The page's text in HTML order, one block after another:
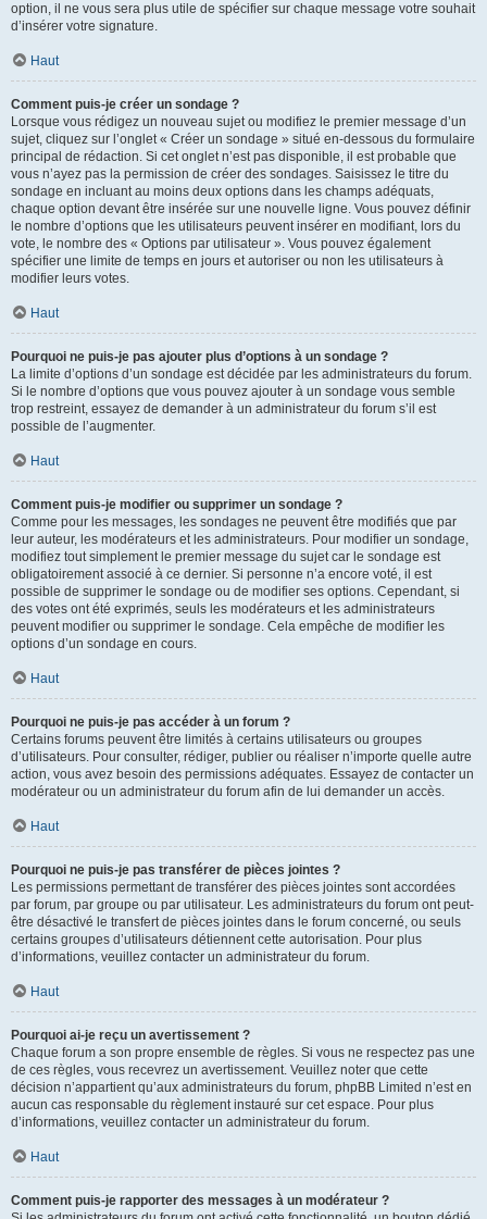
option, il ne vous sera plus utile de spécifier sur chaque message votre souhait
d’insérer votre signature.
Haut
Comment puis-je créer un sondage ?
Lorsque vous rédigez un nouveau sujet ou modifiez le premier message d’un
sujet, cliquez sur l’onglet « Créer un sondage » situé en-dessous du formulaire
principal de rédaction. Si cet onglet n’est pas disponible, il est probable que
vous n’ayez pas la permission de créer des sondages. Saisissez le titre du
sondage en incluant au moins deux options dans les champs adéquats,
chaque option devant être insérée sur une nouvelle ligne. Vous pouvez définir
le nombre d’options que les utilisateurs peuvent insérer en modifiant, lors du
vote, le nombre des « Options par utilisateur ». Vous pouvez également
spécifier une limite de temps en jours et autoriser ou non les utilisateurs à
modifier leurs votes.
Haut
Pourquoi ne puis-je pas ajouter plus d’options à un sondage ?
La limite d’options d’un sondage est décidée par les administrateurs du forum.
Si le nombre d’options que vous pouvez ajouter à un sondage vous semble
trop restreint, essayez de demander à un administrateur du forum s’il est
possible de l’augmenter.
Haut
Comment puis-je modifier ou supprimer un sondage ?
Comme pour les messages, les sondages ne peuvent être modifiés que par
leur auteur, les modérateurs et les administrateurs. Pour modifier un sondage,
modifiez tout simplement le premier message du sujet car le sondage est
obligatoirement associé à ce dernier. Si personne n’a encore voté, il est
possible de supprimer le sondage ou de modifier ses options. Cependant, si
des votes ont été exprimés, seuls les modérateurs et les administrateurs
peuvent modifier ou supprimer le sondage. Cela empêche de modifier les
options d’un sondage en cours.
Haut
Pourquoi ne puis-je pas accéder à un forum ?
Certains forums peuvent être limités à certains utilisateurs ou groupes
d’utilisateurs. Pour consulter, rédiger, publier ou réaliser n’importe quelle autre
action, vous avez besoin des permissions adéquates. Essayez de contacter un
modérateur ou un administrateur du forum afin de lui demander un accès.
Haut
Pourquoi ne puis-je pas transférer de pièces jointes ?
Les permissions permettant de transférer des pièces jointes sont accordées
par forum, par groupe ou par utilisateur. Les administrateurs du forum ont peut-
être désactivé le transfert de pièces jointes dans le forum concerné, ou seuls
certains groupes d’utilisateurs détiennent cette autorisation. Pour plus
d’informations, veuillez contacter un administrateur du forum.
Haut
Pourquoi ai-je reçu un avertissement ?
Chaque forum a son propre ensemble de règles. Si vous ne respectez pas une
de ces règles, vous recevrez un avertissement. Veuillez noter que cette
décision n’appartient qu’aux administrateurs du forum, phpBB Limited n’est en
aucun cas responsable du règlement instauré sur cet espace. Pour plus
d’informations, veuillez contacter un administrateur du forum.
Haut
Comment puis-je rapporter des messages à un modérateur ?